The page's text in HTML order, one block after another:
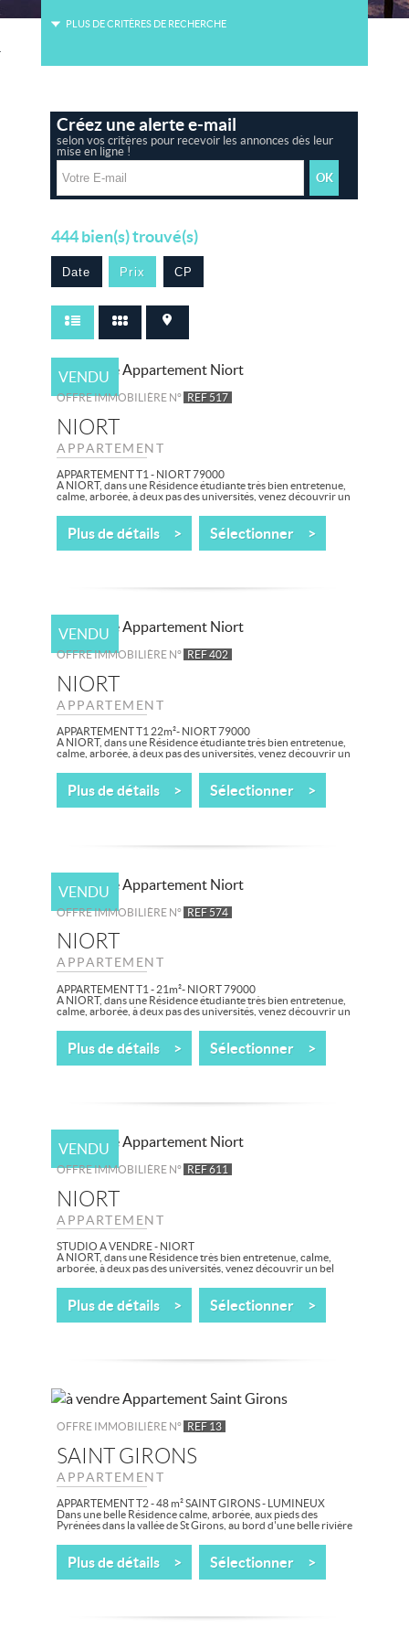
PLUS DE CRITÈRES DE RECHERCHE
Créez une alerte e-mail
selon vos critères pour recevoir les annonces dès leur
mise en ligne !
444bien(s) trouvé(s)
Date Prix CP
VENDU
OFFRE IMMOBILIÈRE N° REF 517
NIORT
APPARTEMENT
APPARTEMENT T1 - NIORT 79000
A NIORT, dans une Résidence étudiante très bien entretenue,
calme, arborée, à deux pas des universités, venez découvrir un
Plus de détails > Sélectionner >
VENDU
OFFRE IMMOBILIÈRE N° REF 402
NIORT
APPARTEMENT
APPARTEMENT T1 22m²- NIORT 79000
A NIORT, dans une Résidence étudiante très bien entretenue,
calme, arborée, à deux pas des universités, venez découvrir un
Plus de détails > Sélectionner >
VENDU
OFFRE IMMOBILIÈRE N° REF 574
NIORT
APPARTEMENT
APPARTEMENT T1 - 21m²- NIORT 79000
A NIORT, dans une Résidence étudiante très bien entretenue,
calme, arborée, à deux pas des universités, venez découvrir un
Plus de détails > Sélectionner >
VENDU
OFFRE IMMOBILIÈRE N° REF 611
NIORT
APPARTEMENT
STUDIO A VENDRE - NIORT
A NIORT, dans une Résidence très bien entretenue, calme,
arborée, à deux pas des universités, venez découvrir un bel
Plus de détails > Sélectionner >
OFFRE IMMOBILIÈRE N° REF 13
SAINT GIRONS
APPARTEMENT
APPARTEMENT T2 - 48 m² SAINT GIRONS - LUMINEUX
Dans une belle Résidence calme, arborée, aux pieds des
Pyrénées dans la vallée de St Girons, au bord d'une belle rivière
Plus de détails > Sélectionner >